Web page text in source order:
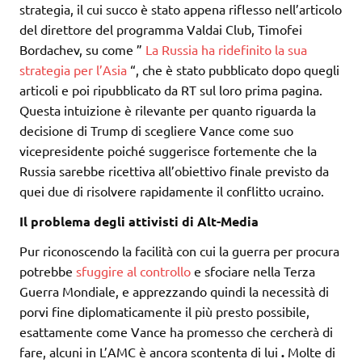
strategia, il cui succo è stato appena riflesso nell’articolo
del direttore del programma Valdai Club, Timofei
Bordachev, su come ” La Russia ha ridefinito la sua
strategia per l’Asia “, che è stato pubblicato dopo quegli
articoli e poi ripubblicato da RT sul loro prima pagina.
Questa intuizione è rilevante per quanto riguarda la
decisione di Trump di scegliere Vance come suo
vicepresidente poiché suggerisce fortemente che la
Russia sarebbe ricettiva all’obiettivo finale previsto da
quei due di risolvere rapidamente il conflitto ucraino.
Il problema degli attivisti di Alt-Media
Pur riconoscendo la facilità con cui la guerra per procura
potrebbe sfuggire al controllo e sfociare nella Terza
Guerra Mondiale, e apprezzando quindi la necessità di
porvi fine diplomaticamente il più presto possibile,
esattamente come Vance ha promesso che cercherà di
fare, alcuni in L’AMC è ancora scontenta di lui . Molte di